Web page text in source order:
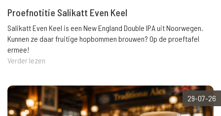
Proefnotitie Salikatt Even Keel
Salikatt Even Keel is een New England Double IPA uit Noorwegen.
Kunnen ze daar fruitige hopbommen brouwen? Op de proeftafel
ermee!
Verder lezen
29-07-26